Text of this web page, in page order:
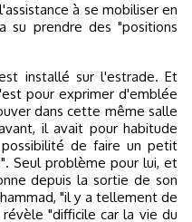
à se mobiliser en
su prendre des "positions
pour exprimer d'emblée
dans cette même salle
il avait pour habitude
de faire un petit
Seul problème pour lui, et
depuis la sortie de son
"il y a tellement de
"difficile car la vie du